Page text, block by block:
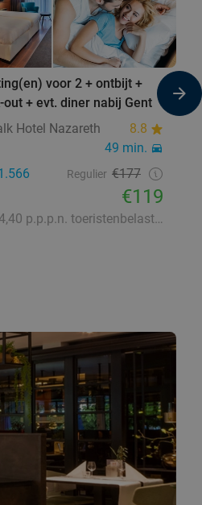
voor 2 + ontbijt +
out + evt. diner nabij Gent
Hotel Nazareth
8.8
49 min.
Regulier €177
€119
Excl. ca. €4,40 p.p.p.n. toeristenbelasting